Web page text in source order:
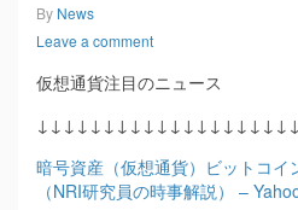
By News
Leave a comment
仮想通貨注目のニュース
↓↓↓↓↓↓↓↓↓↓↓↓↓↓↓↓↓↓↓↓
暗号資産（仮想通貨）ビットコ
（NRI研究員の時事解説） –